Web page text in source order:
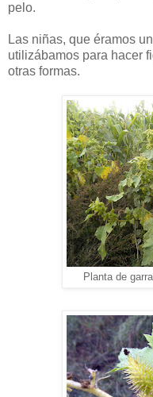
pelo.
Las niñas, que éramos
utilizábamos para hacer
otras formas.
Planta de